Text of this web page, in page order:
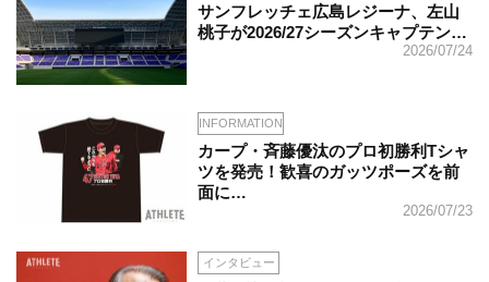
サンフレッチェ広島レジーナ、左山
桃子が2026/27シーズンキャプテン…
2026/07/24
INFORMATION
カープ・斉藤優汰のプロ初勝利Tシャ
ツを発売！歓喜のガッツポーズを前
面に…
2026/07/23
インタビュー